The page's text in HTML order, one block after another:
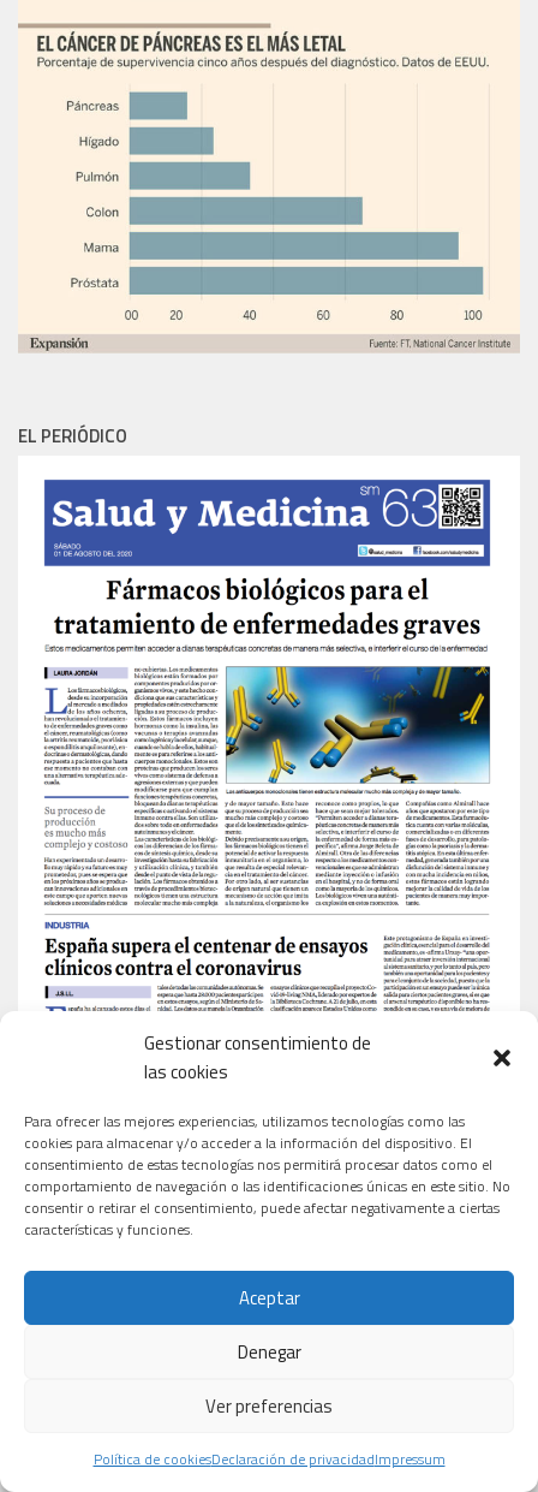
Gestionar consentimiento de
las cookies
Para ofrecer las mejores experiencias, utilizamos tecnologías como las
cookies para almacenar y/o acceder a la información del dispositivo. El
consentimiento de estas tecnologías nos permitirá procesar datos como el
comportamiento de navegación o las identificaciones únicas en este sitio. No
consentir o retirar el consentimiento, puede afectar negativamente a ciertas
características y funciones.
Aceptar
Denegar
Ver preferencias
Política de cookiesDeclaración de privacidadImpressum
EL PERIÓDICO